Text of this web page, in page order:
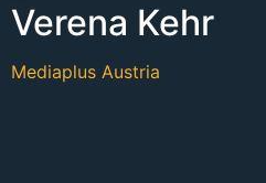
Verena Kehr
Mediaplus Austria